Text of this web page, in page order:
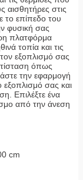
αισθητήρες στις
το επίπεδο του
φυσική σας
πλατφόρμα
τοπία και τις
εξοπλισμό σας
όπως
την εφαρμογή
σας και
Επιλέξτε ένα
από την άνεση
cm